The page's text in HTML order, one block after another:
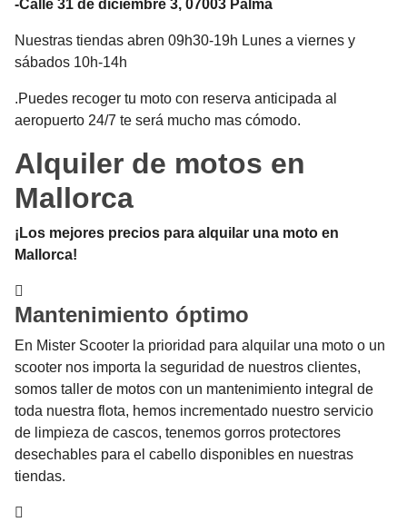
-Calle 31 de diciembre 3, 07003 Palma
Nuestras tiendas abren 09h30-19h Lunes a viernes y
sábados 10h-14h
.Puedes recoger tu moto con reserva anticipada al
aeropuerto 24/7 te será mucho mas cómodo.
Alquiler de motos en
Mallorca
¡Los mejores precios para alquilar una moto en
Mallorca!
Mantenimiento óptimo
En Mister Scooter la prioridad para alquilar una moto o un
scooter nos importa la seguridad de nuestros clientes,
somos taller de motos con un mantenimiento integral de
toda nuestra flota, hemos incrementado nuestro servicio
de limpieza de cascos, tenemos gorros protectores
desechables para el cabello disponibles en nuestras
tiendas.